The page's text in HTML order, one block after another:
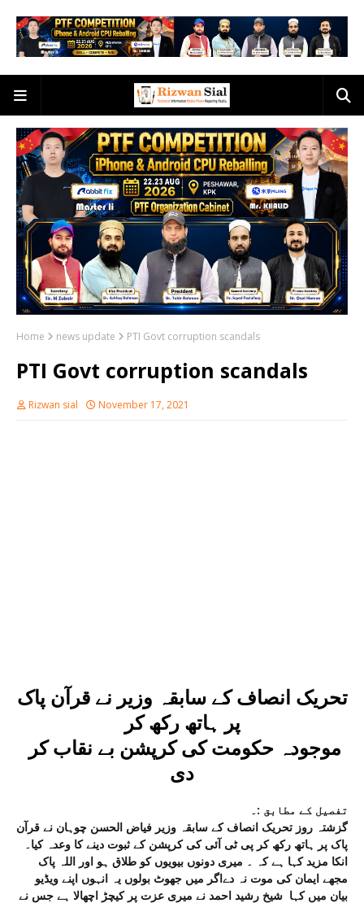
Home news update PTI Govt corruption scandals
PTI Govt corruption scandals
Rizwan sial November 17, 2021
تحریک انصاف کے سابقہ وزیر نے قرآن پاک
پر ہاتھ رکھ کر
دی
تفصیل کے مطابق :۔
گزشتہ روز تحریک انصاف کے سابقہ وزیر فیاض الحسن چوہان نے قرآن
پاک پر ہاتھ رکھ کر پی ٹی آئی کی کرپشن کے ثبوت دینے کا وعدہ کیا۔
انکا مزید کہا ہے کہ ۔ میری دونوں بیویوں کو طلاق ہو اور اللہ پاک
مجھے ایمان کی موت نہ دےاگر میں جھوٹ بولوں یہ انہوں اپنے ویڈیو
بیان میں کہا شیخ رشید احمد نے میری عزت پر کیچڑ اچھالا ہے جس نے